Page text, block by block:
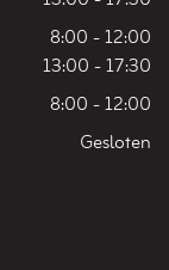
8:00 - 12:00
13:00 - 17:30
8:00 - 12:00
Gesloten